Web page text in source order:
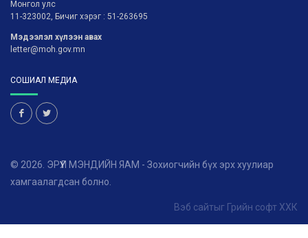
Монгол улс
11-323002, Бичиг хэрэг : 51-263695
Мэдээлэл хүлээн авах
letter@moh.gov.mn
СОШИАЛ МЕДИА
© 2026. ЭРҮҮЛ МЭНДИЙН ЯАМ - Зохиогчийн бүх эрх хуулиар
хамгаалагдсан болно.
Вэб сайтыг Грийн софт ХХК